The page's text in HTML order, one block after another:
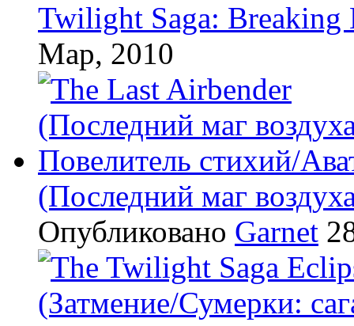
Twilight Saga: Breaking
Мар, 2010
(Последний маг
Опубликовано Garnet